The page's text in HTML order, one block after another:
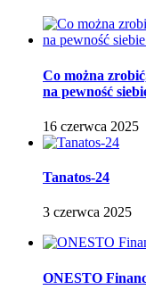
Co można
na pewność
16 czerwca 2025
Tanatos-24
3 czerwca 2025
ONESTO